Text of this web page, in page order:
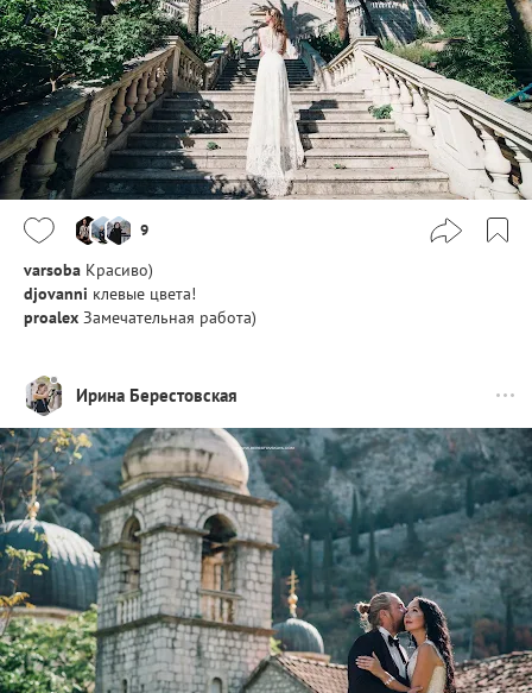
9
varsoba Красиво)
djovanni клевые цвета!
proalex Замечательная работа)
Ирина Берестовская